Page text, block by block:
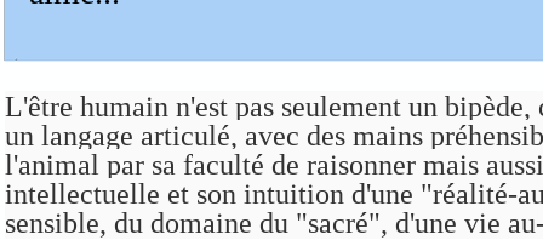
L'être humain n'est pas seulement un
un langage articulé, avec des mains
l'animal par sa faculté de raisonner mais
intellectuelle et son intuition d'une "réalité-
sensible, du domaine du "sacré", d'une vie